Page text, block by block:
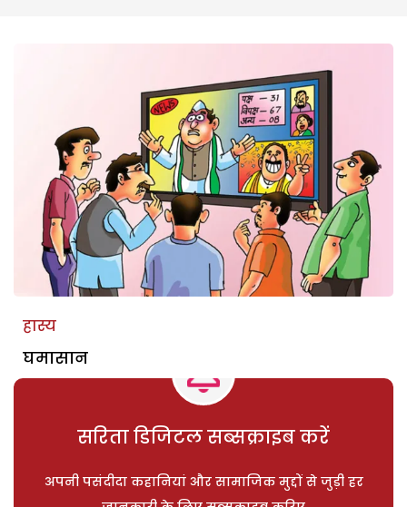
हास्य
घमासान
सरिता डिजिटल सब्सक्राइब करें
अपनी पसंदीदा कहानियां और सामाजिक मुद्दों से जुड़ी हर